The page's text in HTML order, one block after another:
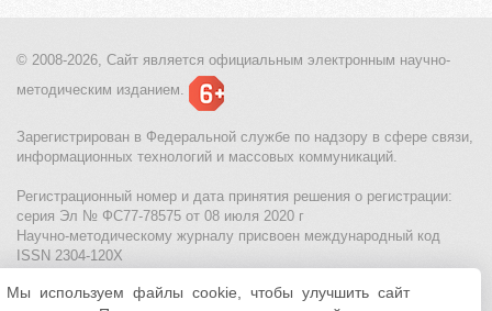
© 2008-2026, Сайт является официальным электронным научно-
методическим изданием.
Зарегистрирован в Федеральной службе по надзору в сфере связи,
информационных технологий и массовых коммуникаций.
Регистрационный номер и дата принятия решения о регистрации:
серия Эл № ФС77-78575 от 08 июля 2020 г
Научно-методическому журналу присвоен международный код
ISSN 2304-120X
МЦИТО|Школьные олимпиады и онлайн конкурсы для детей
Мы используем файлы cookie, чтобы улучшить сайт